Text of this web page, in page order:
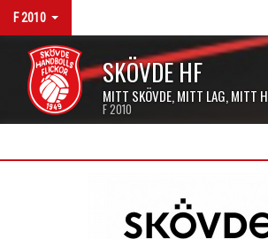
F 2010
SKÖVDE HF
MITT SKÖVDE, MITT LAG, MITT
F 2010